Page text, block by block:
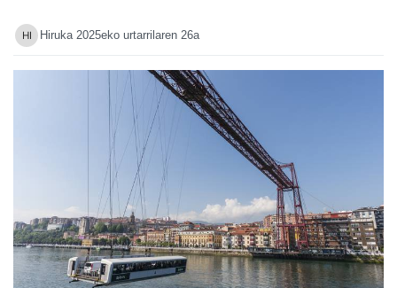
Hiruka 2025eko urtarrilaren 26a